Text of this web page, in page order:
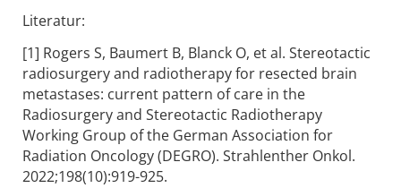
Literatur:
[1] Rogers S, Baumert B, Blanck O, et al. Stereotactic
radiosurgery and radiotherapy for resected brain
metastases: current pattern of care in the
Radiosurgery and Stereotactic Radiotherapy
Working Group of the German Association for
Radiation Oncology (DEGRO). Strahlenther Onkol.
2022;198(10):919-925.